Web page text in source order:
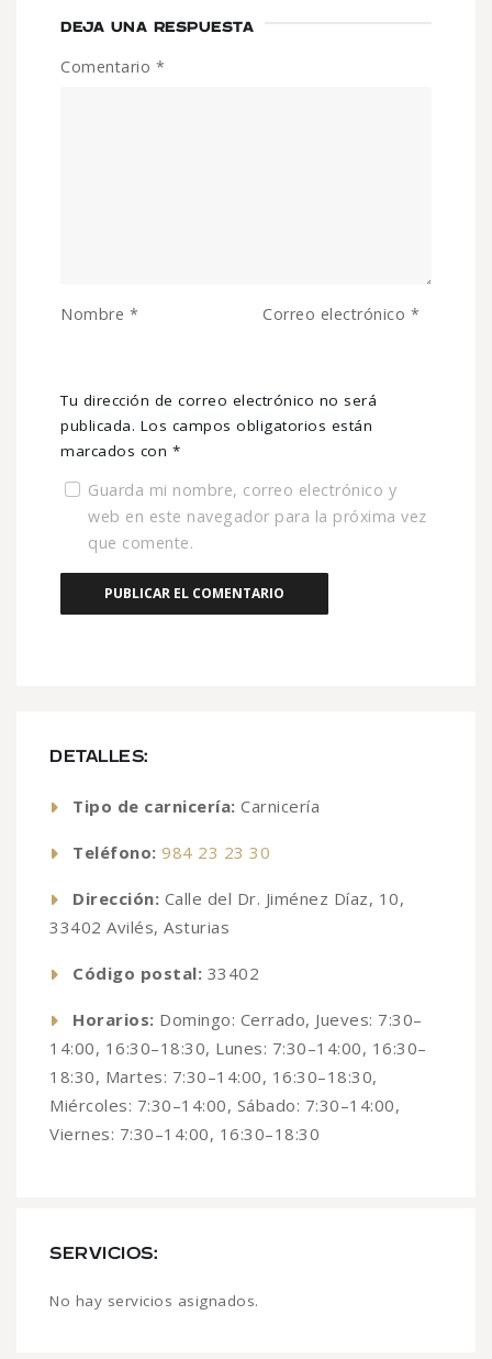
DETALLES:
Tipo de carnicería: Carnicería
Teléfono: 984 23 23 30
Dirección: Calle del Dr. Jiménez Díaz, 10,
33402 Avilés, Asturias
Código postal: 33402
Horarios: Domingo: Cerrado, Jueves: 7:30–
14:00, 16:30–18:30, Lunes: 7:30–14:00, 16:30–
18:30, Martes: 7:30–14:00, 16:30–18:30,
Miércoles: 7:30–14:00, Sábado: 7:30–14:00,
Viernes: 7:30–14:00, 16:30–18:30
SERVICIOS:
No hay servicios asignados.
DEJA UNA RESPUESTA
Tu dirección de correo electrónico no será
publicada. Los campos obligatorios están
marcados con *
Comentario *
Nombre * Correo electrónico *
Guarda mi nombre, correo electrónico y
web en este navegador para la próxima vez
que comente.